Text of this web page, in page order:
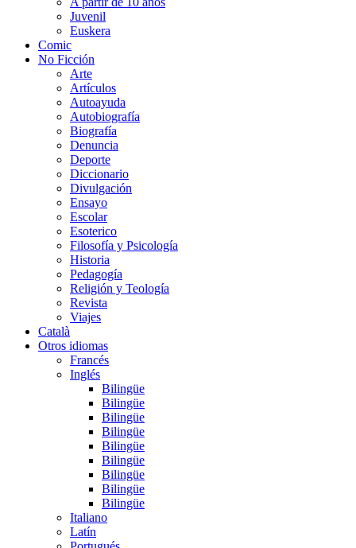
Juvenil
Euskera
Comic
No Ficción
Arte
Artículos
Autoayuda
Autobiografía
Biografía
Denuncia
Deporte
Diccionario
Divulgación
Ensayo
Escolar
Esoterico
Filosofía y Psicología
Historia
Pedagogía
Religión y Teología
Revista
Viajes
Català
Otros idiomas
Francés
Inglés
Bilingüe
Bilingüe
Bilingüe
Bilingüe
Bilingüe
Bilingüe
Bilingüe
Bilingüe
Bilingüe
Italiano
Latín